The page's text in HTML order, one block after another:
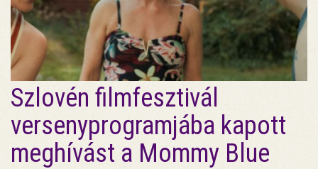
Szlovén filmfesztivál
versenyprogramjába kapott
meghívást a Mommy Blue